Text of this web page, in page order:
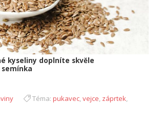
kyseliny doplníte skvěle
Téma: pukavec,vejce, záprtek,